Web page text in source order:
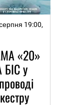
19:00,
«20»
у